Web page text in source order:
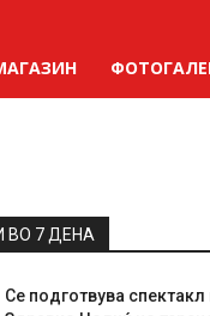
ВО 7 ДЕНА
Се подготвува спектакл